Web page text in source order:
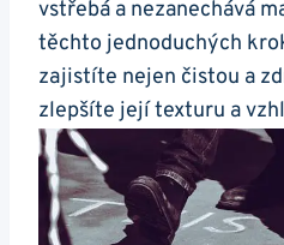
‍vstřebá a nezanechává
těchto jednoduchých
zajistíte nejen čistou ⁤a
zlepšíte‍ její texturu a